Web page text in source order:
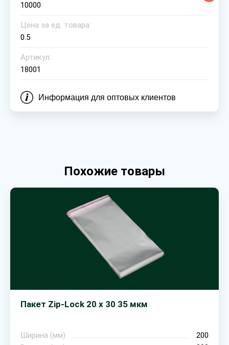
10000
Цена за ед. товара:
0.5
Артикул:
18001
Информация для оптовых клиентов
Похожие товары
Пакет Zip-Lock 20 х 30 35 мкм
Ширина (мм)
200